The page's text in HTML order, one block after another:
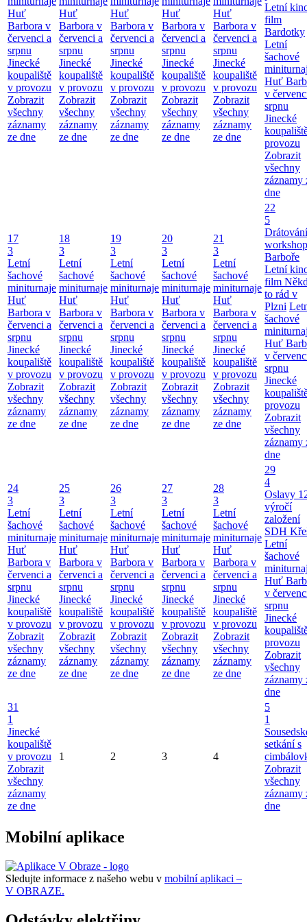
Huť
Barbora v
červenci a
srpnu
Jinecké
koupaliště
v provozu
Zobrazit
všechny
záznamy
ze dne
Huť
Barbora v
červenci a
srpnu
Jinecké
koupaliště
v provozu
Zobrazit
všechny
záznamy
ze dne
Huť
Barbora v
červenci a
srpnu
Jinecké
koupaliště
v provozu
Zobrazit
všechny
záznamy
ze dne
Huť
Barbora v
červenci a
srpnu
Jinecké
koupaliště
v provozu
Zobrazit
všechny
záznamy
ze dne
Huť
Barbora v
červenci a
srpnu
Jinecké
koupaliště
v provozu
Zobrazit
všechny
záznamy
ze dne
Letní
film
Bardotky
Letní
šachové
Huť
v
srpnu
Jinecké
provozu
Zobrazit
všechny
záznamy
dne
17
3
Letní
šachové
miniturnaje
Huť
Barbora v
červenci a
srpnu
Jinecké
koupaliště
v provozu
Zobrazit
všechny
záznamy
ze dne
18
3
Letní
šachové
miniturnaje
Huť
Barbora v
červenci a
srpnu
Jinecké
koupaliště
v provozu
Zobrazit
všechny
záznamy
ze dne
19
3
Letní
šachové
miniturnaje
Huť
Barbora v
červenci a
srpnu
Jinecké
koupaliště
v provozu
Zobrazit
všechny
záznamy
ze dne
20
3
Letní
šachové
miniturnaje
Huť
Barbora v
červenci a
srpnu
Jinecké
koupaliště
v provozu
Zobrazit
všechny
záznamy
ze dne
21
3
Letní
šachové
miniturnaje
Huť
Barbora v
červenci a
srpnu
Jinecké
koupaliště
v provozu
Zobrazit
všechny
záznamy
ze dne
22
5
Barboře
Letní
film
to rád v
Plzni
šachové
Huť
v
srpnu
Jinecké
provozu
Zobrazit
všechny
záznamy
dne
24
3
Letní
šachové
miniturnaje
Huť
Barbora v
červenci a
srpnu
Jinecké
koupaliště
v provozu
Zobrazit
všechny
záznamy
ze dne
25
3
Letní
šachové
miniturnaje
Huť
Barbora v
červenci a
srpnu
Jinecké
koupaliště
v provozu
Zobrazit
všechny
záznamy
ze dne
26
3
Letní
šachové
miniturnaje
Huť
Barbora v
červenci a
srpnu
Jinecké
koupaliště
v provozu
Zobrazit
všechny
záznamy
ze dne
27
3
Letní
šachové
miniturnaje
Huť
Barbora v
červenci a
srpnu
Jinecké
koupaliště
v provozu
Zobrazit
všechny
záznamy
ze dne
28
3
Letní
šachové
miniturnaje
Huť
Barbora v
červenci a
srpnu
Jinecké
koupaliště
v provozu
Zobrazit
všechny
záznamy
ze dne
29
4
Oslavy
výročí
založení
SDH
Letní
šachové
Huť
v
srpnu
Jinecké
provozu
Zobrazit
všechny
záznamy
dne
31
1
Jinecké
koupaliště
v provozu
Zobrazit
všechny
záznamy
ze dne
1 2 3 4
5
1
setkání s
Zobrazit
všechny
záznamy
dne
Mobilní aplikace
Sledujte informace z našeho webu v mobilní aplikaci –
V OBRAZE.